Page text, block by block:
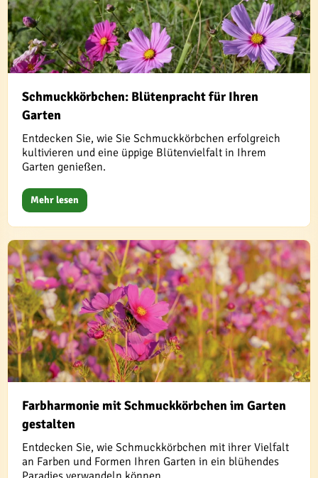
Schmuckkörbchen: Blütenpracht für Ihren
Garten
Entdecken Sie, wie Sie Schmuckkörbchen erfolgreich
kultivieren und eine üppige Blütenvielfalt in Ihrem
Garten genießen.
Mehr lesen
Farbharmonie mit Schmuckkörbchen im Garten
gestalten
Entdecken Sie, wie Schmuckkörbchen mit ihrer Vielfalt
an Farben und Formen Ihren Garten in ein blühendes